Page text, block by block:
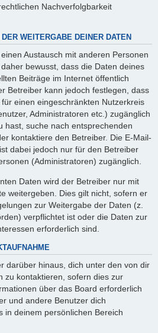
Nachverfolgbarkeit
WEITERGABE DEINER DATEN
Austausch mit anderen Personen
bewusst, dass die Daten deines
Beiträge im Internet öffentlich
Betreiber kann jedoch festlegen, dass
einen eingeschränkten Nutzerkreis
Administratoren etc.) zugänglich
hast, suche nach entsprechenden
kontaktiere den Betreiber. Die E-Mail-
dabei jedoch nur für den Betreiber
(Administratoren) zugänglich.
Daten wird der Betreiber nur mit
weitergeben. Dies gilt nicht, sofern er
zur Weitergabe der Daten (z.
verpflichtet ist oder die Daten zur
erforderlich sind.
darüber hinaus, dich unter den von dir
zu kontaktieren, sofern dies zur
über das Board erforderlich
und andere Benutzer dich
in deinem persönlichen Bereich